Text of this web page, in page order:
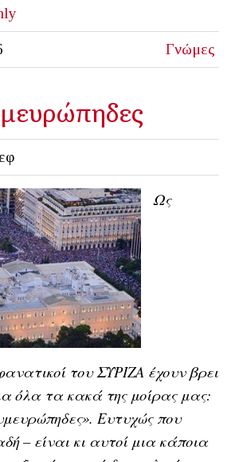
Γνώμες
Ως
του ΣΥΡΙΖΑ έχουν βρει
όλα τα κακά της μοίρας μας:
Ευτυχώς που
– είναι κι αυτοί μια κάποια